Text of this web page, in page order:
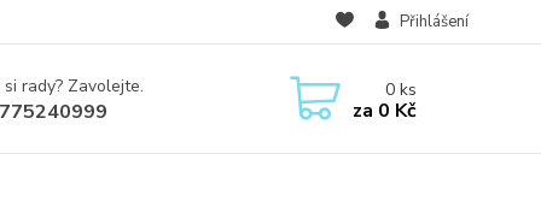
Přihlášení
rady? Zavolejte. 0ks
za 0 Kč